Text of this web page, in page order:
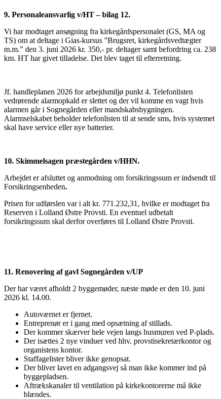
9. Personaleansvarlig v/HT – bilag 12.
Vi har modtaget ansøgning fra kirkegårdspersonalet (GS, MA og
TS) om at deltage i Gias-kursus ”Brugsret, kirkegårdsvedtægter
m.m.” den 3. juni 2026 kr. 350,- pr. deltager samt befordring ca. 238
km. HT har givet tilladelse. Det blev taget til efterretning.
Jf. handleplanen 2026 for arbejdsmiljø punkt 4. Telefonlisten
vedrørende alarmopkald er slettet og der vil komme en vagt hvis
alarmen går i Sognegården eller mandskabsbygningen.
Alarmselskabet beholder telefonlisten til at sende sms, hvis systemet
skal have service eller nye batterier.
10. Skimmelsagen præstegården v/HHN.
Arbejdet er afsluttet og anmodning om forsikringssum er indsendt til
Forsikringsenheden.
Prisen for udførslen var i alt kr. 771.232,31, hvilke er modtaget fra
Reserven i Lolland Østre Provsti. En eventuel udbetalt
forsikringssum skal derfor overføres til Lolland Østre Provsti.
11. Renovering af gavl Sognegården v/UP
Der har været afholdt 2 byggemøder, næste møde er den 10. juni
2026 kl. 14.00.
Autoværnet er fjernet.
Entreprenør er i gang med opsætning af stillads.
Der kommer skærver hele vejen langs husmuren ved P-plads.
Der isættes 2 nye vinduer ved hhv. provstisekretærkontor og
organistens kontor.
Staffagelister bliver ikke genopsat.
Der bliver lavet en adgangsvej så man ikke kommer ind på
byggepladsen.
Aftrækskanaler til ventilation på kirkekontorerne må ikke
blændes.